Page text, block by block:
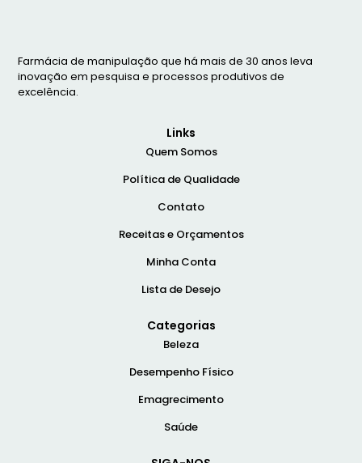
Farmácia de manipulação que há mais de 30 anos leva
inovação em pesquisa e processos produtivos de
excelência.
Links
Quem Somos
Política de Qualidade
Contato
Receitas e Orçamentos
Minha Conta
Lista de Desejo
Categorias
Beleza
Desempenho Físico
Emagrecimento
Saúde